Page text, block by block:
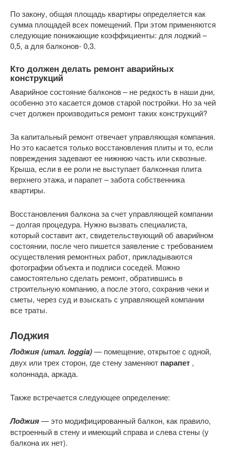
По закону, общая площадь квартиры определяется как
сумма площадей всех помещений. При этом применяются
следующие понижающие коэффициенты: для лоджий –
0,5, а для балконов- 0,3.
Кто должен делать ремонт аварийных
конструкций
Аварийное состояние балконов – не редкость в наши дни,
особенно это касается домов старой постройки. Но за чей
счет должен производиться ремонт таких конструкций?
За капитальный ремонт отвечает управляющая компания.
Но это касается только восстановления плиты и то, если
повреждения задевают ее нижнюю часть или сквозные.
Крыша, если в ее роли не выступает балконная плита
верхнего этажа, и парапет – забота собственника
квартиры.
Восстановления балкона за счет управляющей компании
– долгая процедура. Нужно вызвать специалиста,
который составит акт, свидетельствующий об аварийном
состоянии, после чего пишется заявление с требованием
осуществления ремонтных работ, прикладываются
фотографии объекта и подписи соседей. Можно
самостоятельно сделать ремонт, обратившись в
строительную компанию, а после этого, сохранив чеки и
сметы, через суд и взыскать с управляющей компании
все траты.
Лоджия
Лоджия (итал. loggia)— помещение, открытое с одной,
двух или трех сторон, где стену заменяют парапет ,
колоннада, аркада.
Также встречается следующее определение:
Лоджия— это модифицированный балкон, как правило,
встроенный в стену и имеющий справа и слева стены (у
балкона их нет).